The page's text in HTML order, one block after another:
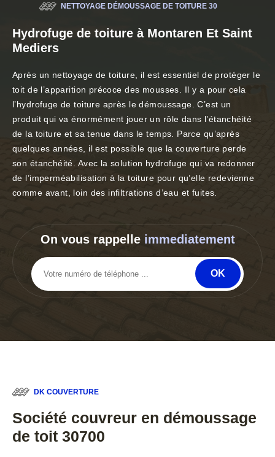
NETTOYAGE DÉMOUSSAGE DE TOITURE 30
Hydrofuge de toiture à Montaren Et Saint
Mediers
Après un nettoyage de toiture, il est essentiel de protéger le
toit de l’apparition précoce des mousses. Il y a pour cela
l’hydrofuge de toiture après le démoussage. C’est un
produit qui va énormément jouer un rôle dans l’étanchéité
de la toiture et sa tenue dans le temps. Parce qu’après
quelques années, il est possible que la couverture perde
son étanchéité. Avec la solution hydrofuge qui va redonner
de l’imperméabilisation à la toiture pour qu’elle redevienne
comme avant, loin des infiltrations d’eau et fuites.
On vous rappelle immediatement
DK COUVERTURE
Société couvreur en démoussage
de toit 30700